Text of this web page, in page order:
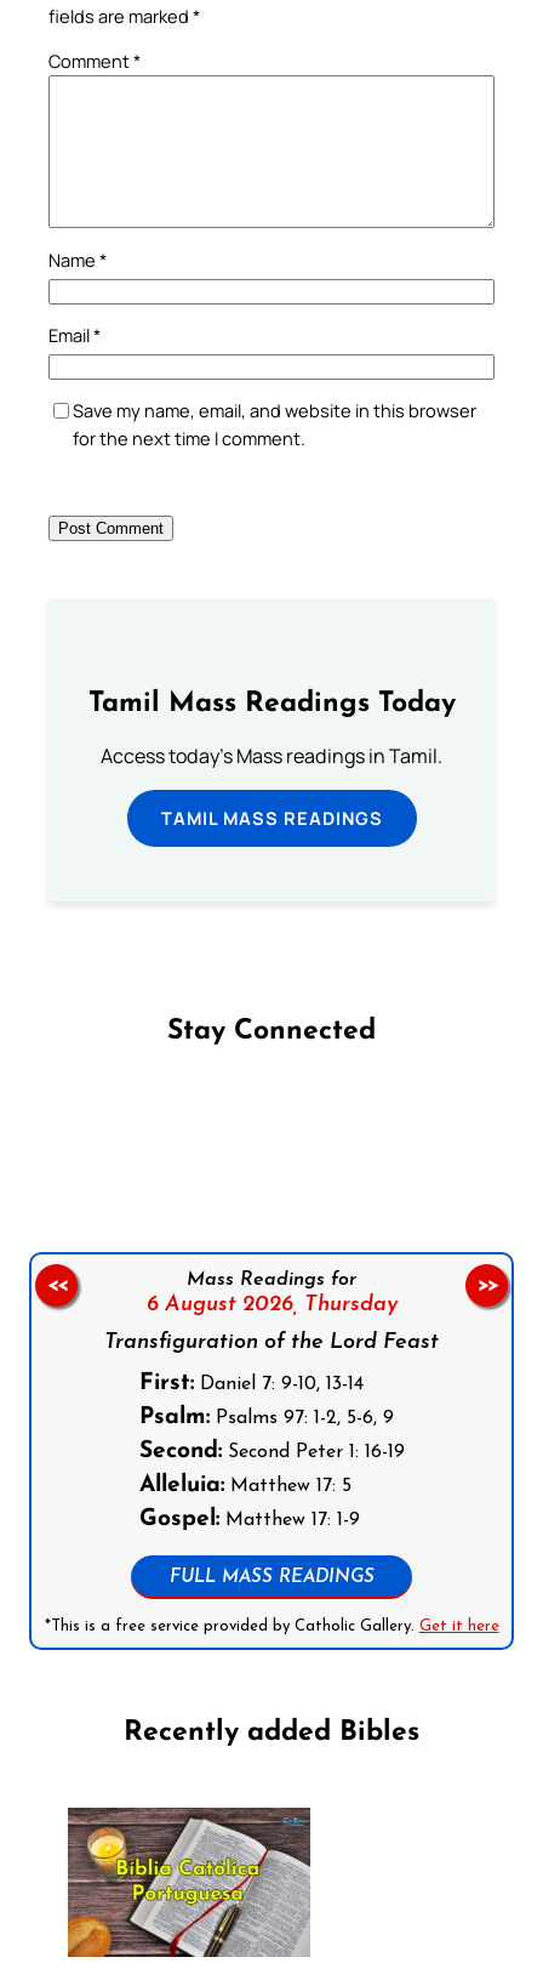
fields are marked *
Comment*
Name *
Email*
Save my name, email, and website in this browser
for the next time I comment.
Tamil Mass Readings Today
Access today's Mass readings in Tamil.
TAMIL MASS READINGS
Stay Connected
Mass Readings for
6 August 2026,
Thursday
Transfiguration of the Lord Feast
First:Daniel 7: 9-10, 13-14
Psalm:Psalms 97: 1-2, 5-6, 9
Second:Second Peter 1: 16-19
Alleluia:Matthew 17: 5
Gospel:Matthew 17: 1-9
FULL MASS READINGS
*This is a free service provided by Catholic Gallery. Get it here
<< >>
Recently added Bibles